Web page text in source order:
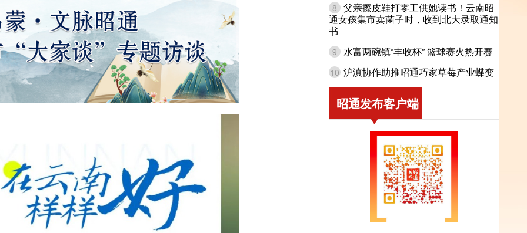
8 父亲擦皮鞋打零工供她读书！云南昭
通女孩集市卖菌子时，收到北大录取通知
书
9 水富两碗镇“丰收杯” 篮球赛火热开赛
10 沪滇协作助推昭通巧家草莓产业蝶变
昭通发布客户端